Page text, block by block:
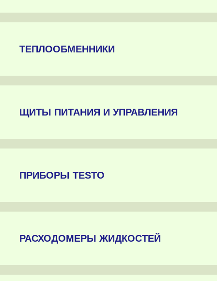
ТЕПЛООБМЕННИКИ
ЩИТЫ ПИТАНИЯ И УПРАВЛЕНИЯ
ПРИБОРЫ TESTO
РАСХОДОМЕРЫ ЖИДКОСТЕЙ